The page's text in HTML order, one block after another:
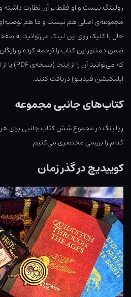
رولینگ نیست و او فقط بر آن نظارت داشته
مجموعه‌ی اصلی هم نیست و ما هم
حال با کلیک رویاین لینکمی‌توانید به
ضمن دمنتور این کتاب را ترجمه کرده و
که می‌توانید آن را ازاینجا (نسخه‌ی PDF) یا از
اپلیکیشن فیدیبو) دریافت کنید.
کتاب‌های جانبی مجموعه
رولینگ در مجموع شش کتاب جانبی برای هری
کدام را بررسی مختصری می‌کنیم.
کوییدیچ در گذر زمان